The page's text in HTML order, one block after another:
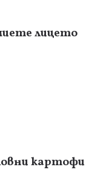
лицето
картофи